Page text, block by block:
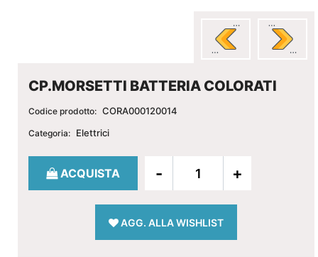
CP.MORSETTI BATTERIA COLORATI
Codice prodotto: CORA000120014
Categoria: Elettrici
Quantità
ACQUISTA
AGG. ALLA WISHLIST